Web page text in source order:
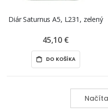
Diár Saturnus A5, L231, zelený
45,10 €
DO KOŠÍKA